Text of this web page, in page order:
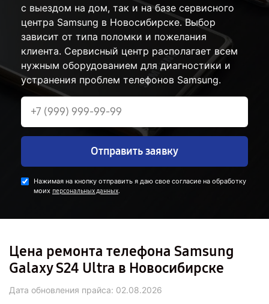
с выездом на дом, так и на базе сервисного
центра Samsung в Новосибирске. Выбор
зависит от типа поломки и пожелания
клиента. Сервисный центр располагает всем
нужным оборудованием для диагностики и
устранения проблем телефонов Samsung.
Отправить заявку
Нажимая на кнопку отправить я даю свое согласие на обработку
моих персональных данных.
Цена ремонта телефона Samsung
Galaxy S24 Ultra в Новосибирске
Дата обновления прайса: 02.08.2026